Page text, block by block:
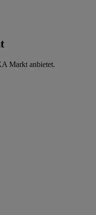
Markt anbietet.